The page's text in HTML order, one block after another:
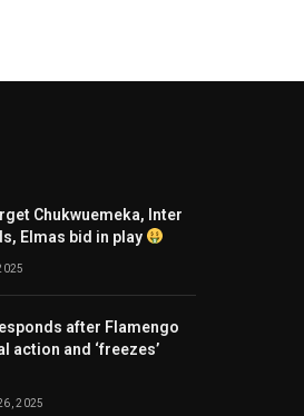
Chukwuemeka, Inter
Elmas bid in play
after Flamengo
action and ‘freezes’
2025